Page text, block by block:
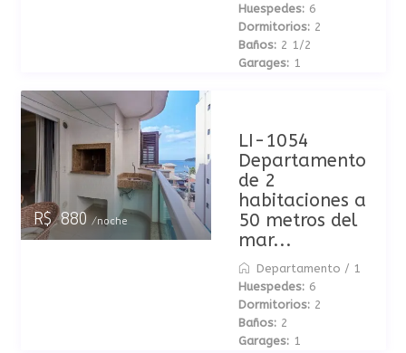
Huespedes: 6
Dormitorios: 2
Baños: 2 1/2
Garages: 1
R$ 880/noche
LI-1054
Departamento
de 2
habitaciones a
50 metros del
mar...
Departamento / 1
Huespedes: 6
Dormitorios: 2
Baños: 2
Garages: 1